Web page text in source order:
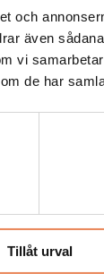
och
även
vi
de har
Tillåt urval
besoksliv.se
om